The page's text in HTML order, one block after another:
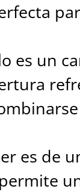
es un
es de